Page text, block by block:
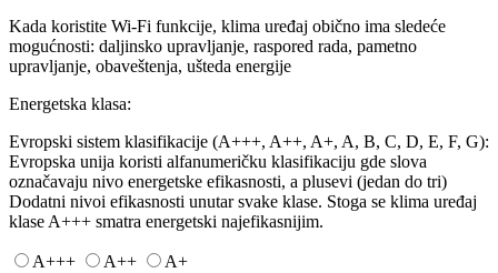
Kada koristite Wi-Fi funkcije, klima uređaj obično ima sledeće
mogućnosti: daljinsko upravljanje, raspored rada, pametno
upravljanje, obaveštenja, ušteda energije
Energetska klasa:
Evropski sistem klasifikacije (A+++, A++, A+, A, B, C, D, E, F, G):
Evropska unija koristi alfanumeričku klasifikaciju gde slova
označavaju nivo energetske efikasnosti, a plusevi (jedan do tri)
Dodatni nivoi efikasnosti unutar svake klase. Stoga se klima uređaj
klase A+++ smatra energetski najefikasnijim.
A+++ A++
A+